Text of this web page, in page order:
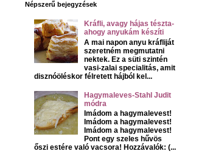
Népszerű bejegyzések
Kráfli, avagy hájas tészta-
ahogy anyukám készíti
A mai napon anyu kráfliját
szeretném megmutatni
nektek. Ez a süti szintén
vasi-zalai specialitás, amit
disznóöléskor félretett hájból kel...
Hagymaleves-Stahl Judit
módra
Imádom a hagymalevest!
Imádom a hagymalevest!
Imádom a hagymalevest!
Pont egy szeles hűvös
őszi estére való vacsora! Hozzávalók: (...